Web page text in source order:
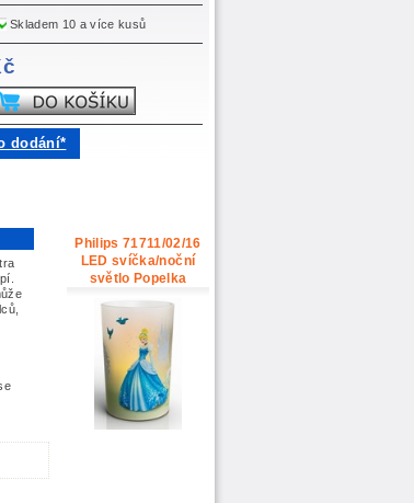
Skladem 10 a více kusů
dodání*
Philips 71711/02/16
LED svíčka/noční
světlo Popelka